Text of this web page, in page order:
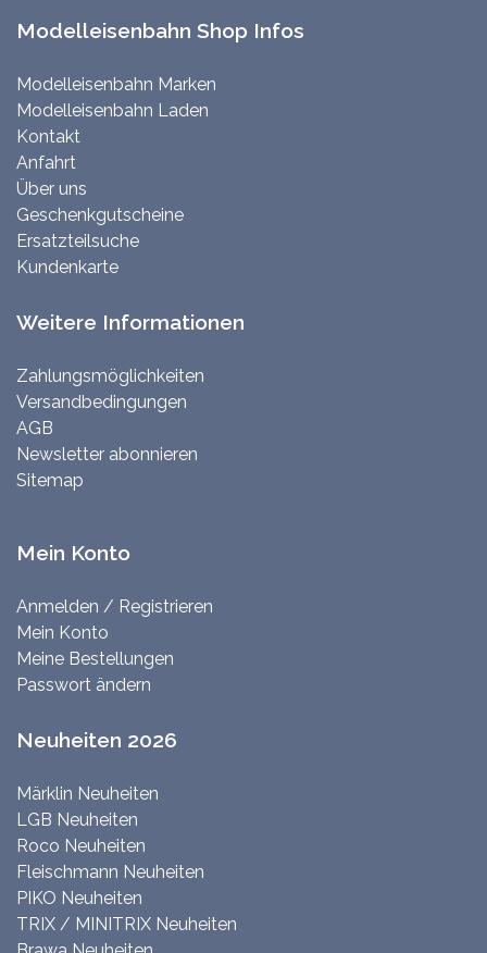
Modelleisenbahn Shop Infos
Modelleisenbahn Marken
Modelleisenbahn Laden
Kontakt
Anfahrt
Über uns
Geschenkgutscheine
Ersatzteilsuche
Kundenkarte
Weitere Informationen
Zahlungsmöglichkeiten
Versandbedingungen
AGB
Newsletter abonnieren
Sitemap
Mein Konto
Anmelden / Registrieren
Mein Konto
Meine Bestellungen
Passwort ändern
Neuheiten 2026
Märklin Neuheiten
LGB Neuheiten
Roco Neuheiten
Fleischmann Neuheiten
PIKO Neuheiten
TRIX / MINITRIX Neuheiten